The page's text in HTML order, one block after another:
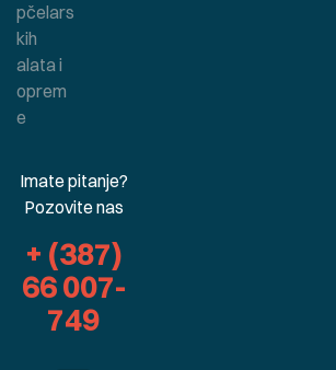
pčelars
kih
alata i
oprem
e
Imate pitanje?
Pozovite nas
+ (387)
66 007-
749